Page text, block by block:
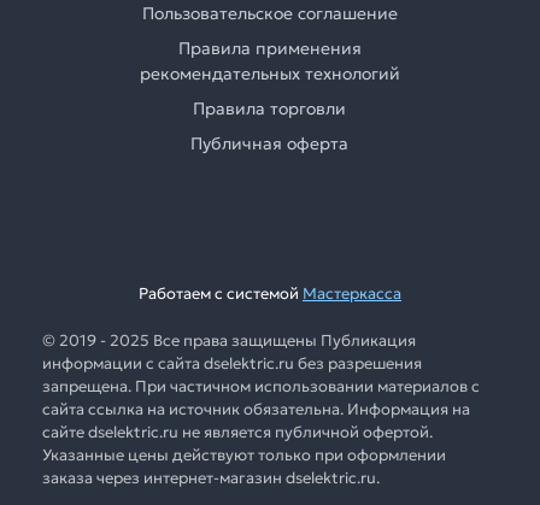
Пользовательское соглашение
Правила применения
рекомендательных технологий
Правила торговли
Публичная оферта
Работаем с системой Мастеркасса
© 2019 - 2025 Все права защищены Публикация
информации с сайта dselektric.ru без разрешения
запрещена. При частичном использовании материалов с
сайта ссылка на источник обязательна. Информация на
сайте dselektric.ru не является публичной офертой.
Указанные цены действуют только при оформлении
заказа через интернет-магазин dselektric.ru.